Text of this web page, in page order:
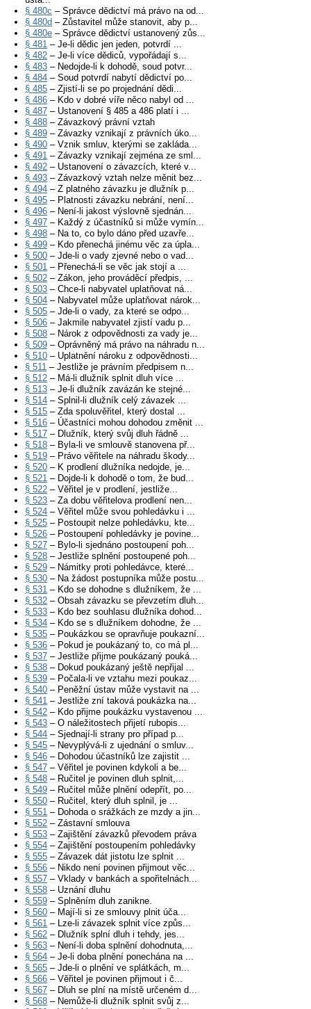
§ 480c – Správce dědictví má právo na od...
§ 480d – Zůstavitel může stanovit, aby p...
§ 480e – Správce dědictví ustanovený zůs...
§ 481 – Je-li dědic jen jeden, potvrdí ...
§ 482 – Je-li více dědiců, vypořádají s...
§ 483 – Nedojde-li k dohodě, soud potvr...
§ 484 – Soud potvrdí nabytí dědictví po...
§ 485 – Zjistí-li se po projednání dědi...
§ 486 – Kdo v dobré víře něco nabyl od ...
§ 487 – Ustanovení § 485 a 486 platí i ...
§ 488 – Závazkový právní vztah
§ 489 – Závazky vznikají z právních úko...
§ 490 – Vznik smluv, kterými se zakláda...
§ 491 – Závazky vznikají zejména ze sml...
§ 492 – Ustanovení o závazcích, které v...
§ 493 – Závazkový vztah nelze měnit bez...
§ 494 – Z platného závazku je dlužník p...
§ 495 – Platnosti závazku nebrání, není...
§ 496 – Není-li jakost výslovně sjednán...
§ 497 – Každý z účastníků si může vymín...
§ 498 – Na to, co bylo dáno před uzavře...
§ 499 – Kdo přenechá jinému věc za úpla...
§ 500 – Jde-li o vady zjevné nebo o vad...
§ 501 – Přenechá-li se věc jak stojí a ...
§ 502 – Zákon, jeho prováděcí předpis, ...
§ 503 – Chce-li nabyvatel uplatňovat ná...
§ 504 – Nabyvatel může uplatňovat nárok...
§ 505 – Jde-li o vady, za které se odpo...
§ 506 – Jakmile nabyvatel zjistí vadu p...
§ 508 – Nárok z odpovědnosti za vady je...
§ 509 – Oprávněný má právo na náhradu n...
§ 510 – Uplatnění nároku z odpovědnosti...
§ 511 – Jestliže je právním předpisem n...
§ 512 – Má-li dlužník splnit dluh více ...
§ 513 – Je-li dlužník zavázán ke stejné...
§ 514 – Splnil-li dlužník celý závazek ...
§ 515 – Zda spoluvěřitel, který dostal ...
§ 516 – Účastníci mohou dohodou změnit ...
§ 517 – Dlužník, který svůj dluh řádně ...
§ 518 – Byla-li ve smlouvě stanovena př...
§ 519 – Právo věřitele na náhradu škody...
§ 520 – K prodlení dlužníka nedojde, je...
§ 521 – Dojde-li k dohodě o tom, že bud...
§ 522 – Věřitel je v prodlení, jestliže...
§ 523 – Za dobu věřitelova prodlení nen...
§ 524 – Věřitel může svou pohledávku i ...
§ 525 – Postoupit nelze pohledávku, kte...
§ 526 – Postoupení pohledávky je povine...
§ 527 – Bylo-li sjednáno postoupení poh...
§ 528 – Jestliže splnění postoupené poh...
§ 529 – Námitky proti pohledávce, které...
§ 530 – Na žádost postupníka může postu...
§ 531 – Kdo se dohodne s dlužníkem, že ...
§ 532 – Obsah závazku se převzetím dluh...
§ 533 – Kdo bez souhlasu dlužníka dohod...
§ 534 – Kdo se s dlužníkem dohodne, že ...
§ 535 – Poukázkou se opravňuje poukazní...
§ 536 – Pokud je poukázaný to, co má pl...
§ 537 – Jestliže přijme poukázaný pouká...
§ 538 – Dokud poukázaný ještě nepřijal ...
§ 539 – Počala-li ve vztahu mezi poukaz...
§ 540 – Peněžní ústav může vystavit na ...
§ 541 – Jestliže zní taková poukázka na...
§ 542 – Kdo přijme poukázku vystavenou ...
§ 543 – O náležitostech přijetí rubopis...
§ 544 – Sjednají-li strany pro případ p...
§ 545 – Nevyplývá-li z ujednání o smluv...
§ 546 – Dohodou účastníků lze zajistit ...
§ 547 – Věřitel je povinen kdykoli a be...
§ 548 – Ručitel je povinen dluh splnit,...
§ 549 – Ručitel může plnění odepřít, po...
§ 550 – Ručitel, který dluh splnil, je ...
§ 551 – Dohoda o srážkách ze mzdy a jin...
§ 552 – Zástavní smlouva
§ 553 – Zajištění závazků převodem práva
§ 554 – Zajištění postoupením pohledávky
§ 555 – Závazek dát jistotu lze splnit ...
§ 556 – Nikdo není povinen přijmout věc...
§ 557 – Vklady v bankách a spořitelnách...
§ 558 – Uznání dluhu
§ 559 – Splněním dluh zanikne.
§ 560 – Mají-li si ze smlouvy plnit úča...
§ 561 – Lze-li závazek splnit více způs...
§ 562 – Dlužník splní dluh i tehdy, jes...
§ 563 – Není-li doba splnění dohodnuta,...
§ 564 – Je-li doba plnění ponechána na ...
§ 565 – Jde-li o plnění ve splátkách, m...
§ 566 – Věřitel je povinen přijmout i č...
§ 567 – Dluh se plní na místě určeném d...
§ 568 – Nemůže-li dlužník splnit svůj z...